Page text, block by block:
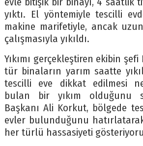
yıktı. El yöntemiyle tescilli
makine marifetiyle, ancak
çalışmasıyla yıkıldı.
Yıkımı gerçekleştiren ekibin şefi
tür binaların yarım saatte
tescilli eve dikkat edilmesi
bulan bir yıkım olduğunu
Başkanı Ali Korkut, bölgede
evler bulunduğunu
her türlü hassasiyeti